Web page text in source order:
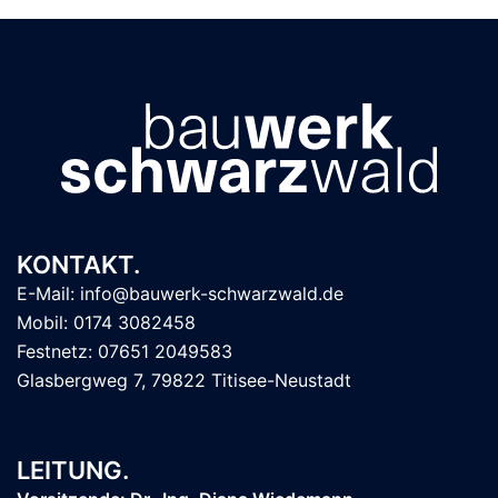
KONTAKT.
E-Mail: info@bauwerk-schwarzwald.de
Mobil: 0174 3082458
Festnetz: 07651 2049583
Glasbergweg 7, 79822 Titisee-Neustadt
LEITUNG.